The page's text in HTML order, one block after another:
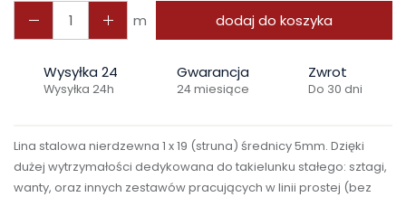
m dodaj do koszyka
Wysyłka 24
Wysyłka 24h
Gwarancja
24 miesiące
Zwrot
Do 30 dni
Lina stalowa nierdzewna 1 x 19 (struna) średnicy 5mm. Dzięki
dużej wytrzymałości dedykowana do takielunku stałego: sztagi,
wanty, oraz innych zestawów pracujących w linii prostej (bez